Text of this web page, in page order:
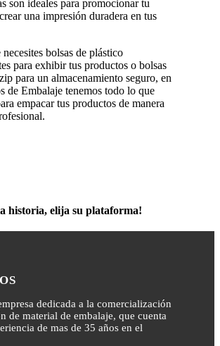
son ideales para promocionar tu
una impresión duradera en tus
necesites bolsas de plástico
para exhibir tus productos o bolsas
para un almacenamiento seguro, en
de Embalaje tenemos todo lo que
empacar tus productos de manera
historia, elija su plataforma!
dedicada a la comercialización
de material de embalaje, que cuenta
de mas de 35 años en el